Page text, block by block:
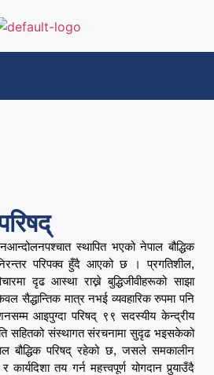
स्थापित भएको नेपाल बौद्धिक
निरन्तर परिपक्व हुँदै आएको छ । प्रगतिशील,
दृढ आस्था राख्ने बुद्धिजीवीहरूको साझा
सैद्धान्तिक मात्र नभई व्यवहारिक रुपमा पनि
आइपुग्दा परिषद् ९९ सदस्यीय केन्द्रीय
सहितको संस्थागत संरचनामा सुदृढ भइसकेको
बौद्धिक परिषद् रहेको छ, जसले समकालीन
कार्यदिशा तय गर्न महत्त्वपूर्ण योगदान पुर्‍याउँदै